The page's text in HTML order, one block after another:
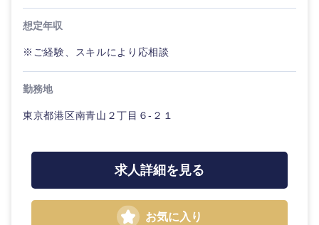
画・事業
企画
経営ボー
ド
管理
すべての経営企画・事業企
M&A・事業投資
経営企画
経営ボード
管理
マーケティング
素材・化学・金属
食品・化粧品・アパレル・消費財
宮城県
希望年収
推奨年齢
20代
こだわり条件を入力ください
想定年収
※ご経験、スキルにより応相談
勤務地
東京都港区南青山２丁目６-２１
求人詳細を見る
お気に入り